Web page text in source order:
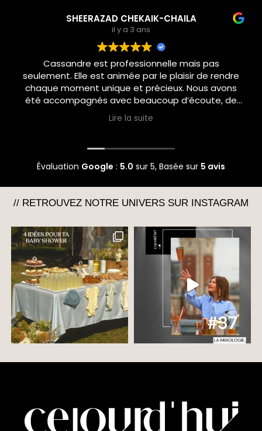
SHEERAZAD CHEKAIK-CHAILA
il y a 3 ans
Cassandre est professionnelle mais pas
seulement. Elle est animée par le plaisir de rendre
chaque moment unique et précieux. Nous avons
été accompagnés avec beaucoup d’écoute, de
douceur et de bienveillance pour notre mariage.
Nous lui confierons sans hésiter l’organisation
mémoires !
Lire la suite
Évaluation Google : 5.0 sur 5, Basée sur 5 avis
// RETROUVEZ NOTRE UNIVERS SUR INSTAGRAM